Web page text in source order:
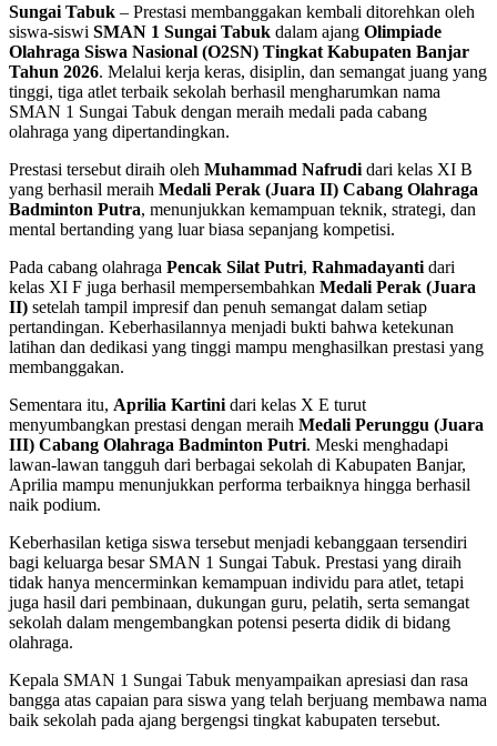
Sungai Tabuk – Prestasi membanggakan kembali ditorehkan oleh
siswa-siswi SMAN 1 Sungai Tabuk dalam ajang Olimpiade
Olahraga Siswa Nasional (O2SN) Tingkat Kabupaten Banjar
Tahun 2026. Melalui kerja keras, disiplin, dan semangat juang yang
tinggi, tiga atlet terbaik sekolah berhasil mengharumkan nama
SMAN 1 Sungai Tabuk dengan meraih medali pada cabang
olahraga yang dipertandingkan.
Prestasi tersebut diraih oleh Muhammad Nafrudi dari kelas XI B
yang berhasil meraih Medali Perak (Juara II) Cabang Olahraga
Badminton Putra, menunjukkan kemampuan teknik, strategi, dan
mental bertanding yang luar biasa sepanjang kompetisi.
Pada cabang olahraga Pencak Silat Putri, Rahmadayanti dari
kelas XI F juga berhasil mempersembahkan Medali Perak (Juara
II) setelah tampil impresif dan penuh semangat dalam setiap
pertandingan. Keberhasilannya menjadi bukti bahwa ketekunan
latihan dan dedikasi yang tinggi mampu menghasilkan prestasi yang
membanggakan.
Sementara itu, Aprilia Kartini dari kelas X E turut
menyumbangkan prestasi dengan meraih Medali Perunggu (Juara
III) Cabang Olahraga Badminton Putri. Meski menghadapi
lawan-lawan tangguh dari berbagai sekolah di Kabupaten Banjar,
Aprilia mampu menunjukkan performa terbaiknya hingga berhasil
naik podium.
Keberhasilan ketiga siswa tersebut menjadi kebanggaan tersendiri
bagi keluarga besar SMAN 1 Sungai Tabuk. Prestasi yang diraih
tidak hanya mencerminkan kemampuan individu para atlet, tetapi
juga hasil dari pembinaan, dukungan guru, pelatih, serta semangat
sekolah dalam mengembangkan potensi peserta didik di bidang
olahraga.
Kepala SMAN 1 Sungai Tabuk menyampaikan apresiasi dan rasa
bangga atas capaian para siswa yang telah berjuang membawa nama
baik sekolah pada ajang bergengsi tingkat kabupaten tersebut.